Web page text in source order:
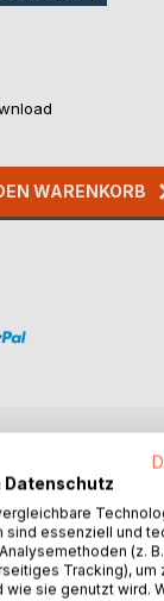
WARENKORB
sind die
zu
auf die ersten
Datenschutz
sind essenziell und
(z.
Tracking), um
wie sie genutzt wird.